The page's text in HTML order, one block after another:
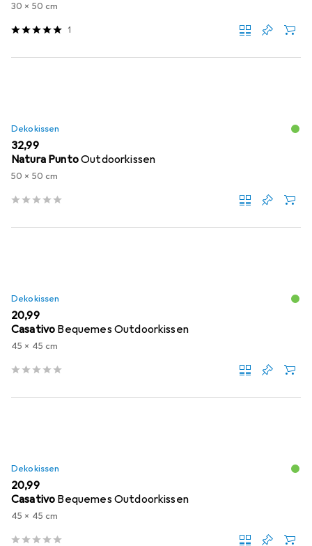
30 x 50 cm
1
Dekokissen
EUR
32,99
Natura PuntoOutdoorkissen
50 x 50 cm
Dekokissen
EUR
20,99
Casativo Bequemes Outdoorkissen
45 x 45 cm
Dekokissen
EUR
20,99
Casativo Bequemes Outdoorkissen
45 x 45 cm